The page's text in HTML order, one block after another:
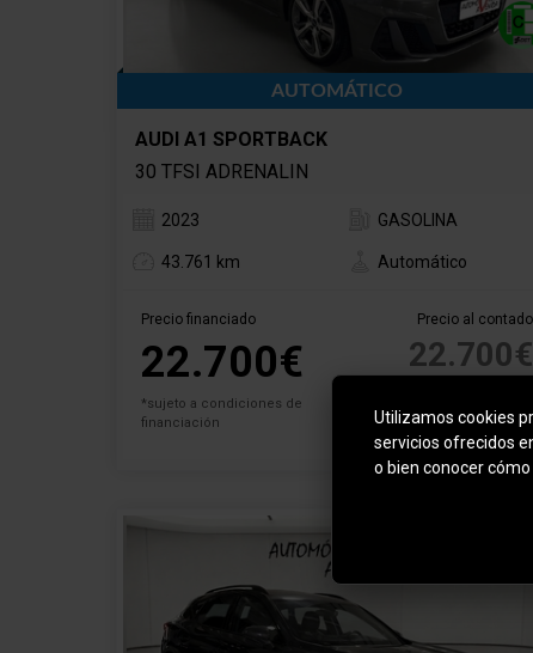
AUTOMÁTICO
AUDI A1 SPORTBACK
30 TFSI ADRENALIN
2023 GASOLINA
43.761 km Automático
Precio financiado
22.700€
*sujeto a condiciones de
financiación
Precio al contado
22.700€
Utilizamos cookies
servicios ofrecidos
o bien conocer